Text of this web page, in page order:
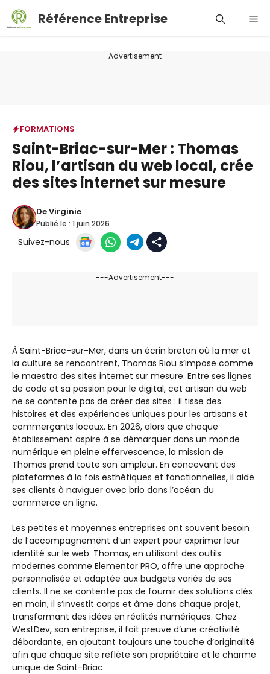
Aller
contenu
Référence Entreprise
---Advertisement---
FORMATIONS
Saint-Briac-sur-Mer : Thomas
Riou, l’artisan du web local, crée
des sites internet sur mesure
DeVirginie
Publié le : 1 juin 2026
Suivez-nous
---Advertisement---
À Saint-Briac-sur-Mer, dans un écrin breton où la mer et
la culture se rencontrent, Thomas Riou s’impose comme
le maestro des sites internet sur mesure. Entre ses lignes
de code et sa passion pour le digital, cet artisan du web
ne se contente pas de créer des sites : il tisse des
histoires et des expériences uniques pour les artisans et
commerçants locaux. En 2026, alors que chaque
établissement aspire à se démarquer dans un monde
numérique en pleine effervescence, la mission de
Thomas prend toute son ampleur. En concevant des
plateformes à la fois esthétiques et fonctionnelles, il aide
ses clients à naviguer avec brio dans l’océan du
commerce en ligne.
Les petites et moyennes entreprises ont souvent besoin
de l’accompagnement d’un expert pour exprimer leur
identité sur le web. Thomas, en utilisant des outils
modernes comme Elementor PRO, offre une approche
personnalisée et adaptée aux budgets variés de ses
clients. Il ne se contente pas de fournir des solutions clés
en main, il s’investit corps et âme dans chaque projet,
transformant des idées en réalités numériques. Chez
WestDev, son entreprise, il fait preuve d’une créativité
débordante, en ajoutant toujours une touche d’originalité
afin que chaque site reflète son propriétaire et le charme
unique de Saint-Briac.